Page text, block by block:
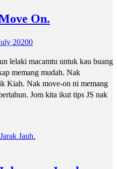
On.
20200
lelaki macamtu untuk kau buang
memang mudah. Nak
Kiah. Nak move-on ni memang
Jom kita ikut tips JS nak